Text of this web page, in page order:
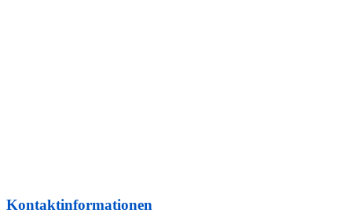
Kontaktinformationen